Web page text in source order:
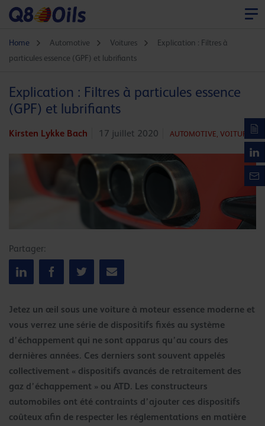
Home Automotive Voitures
Explication : Filtres à
particules essence (GPF) et lubrifiants
Explication : Filtres à particules essence
(GPF) et lubrifiants
Kirsten Lykke Bach 17 juillet 2020 AUTOMOTIVE, VOITURES
Partager:
Jetez un œil sous une voiture à moteur essence moderne et
vous verrez une série de dispositifs fixés au système
d’échappement qui ne sont apparus qu’au cours des
dernières années. Ces derniers sont souvent appelés
collectivement « dispositifs avancés de retraitement des
gaz d’échappement » ou ATD. Les constructeurs
automobiles ont été contraints d’ajouter ces dispositifs
coûteux afin de respecter les réglementations en matière